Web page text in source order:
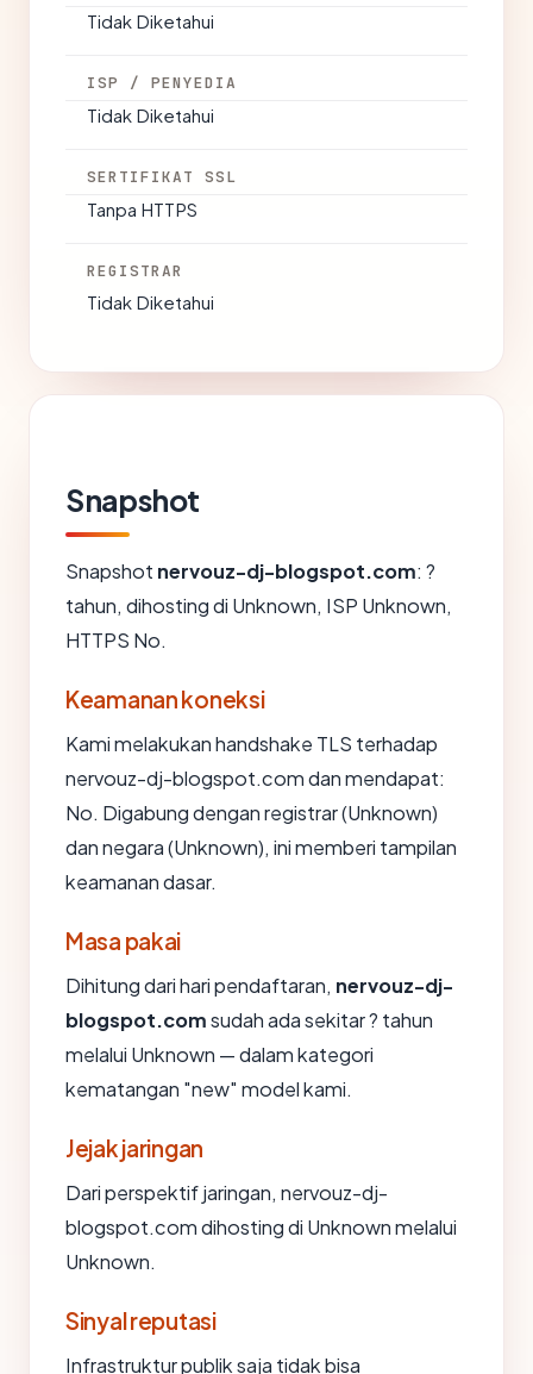
Tidak Diketahui
ISP / PENYEDIA
Tidak Diketahui
SERTIFIKAT SSL
Tanpa HTTPS
REGISTRAR
Tidak Diketahui
Snapshot
Snapshot nervouz-dj-blogspot.com: ?
tahun, dihosting di Unknown, ISP Unknown,
HTTPS No.
Keamanan koneksi
Kami melakukan handshake TLS terhadap
nervouz-dj-blogspot.com dan mendapat:
No. Digabung dengan registrar (Unknown)
dan negara (Unknown), ini memberi tampilan
keamanan dasar.
Masa pakai
Dihitung dari hari pendaftaran, nervouz-dj-
blogspot.comsudah ada sekitar ? tahun
melalui Unknown — dalam kategori
kematangan "new" model kami.
Jejak jaringan
Dari perspektif jaringan, nervouz-dj-
blogspot.com dihosting di Unknown melalui
Unknown.
Sinyal reputasi
Infrastruktur publik saja tidak bisa